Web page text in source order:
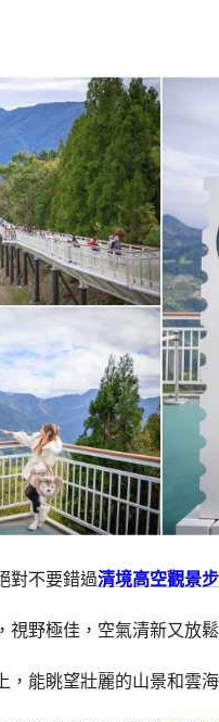
對不要錯過清境高空觀景
視野極佳，空氣清新又放鬆
，能眺望壯麗的山景和雲海